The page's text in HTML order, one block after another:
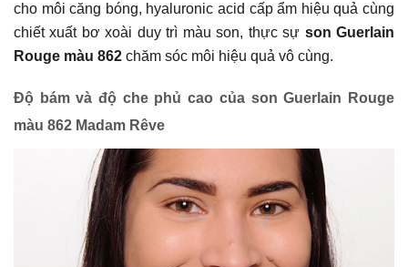
cho môi căng bóng, hyaluronic acid cấp ẩm hiệu quả cùng
chiết xuất bơ xoài duy trì màu son, thực sự son Guerlain
Rouge màu 862 chăm sóc môi hiệu quả vô cùng.
Độ bám và độ che phủ cao của son Guerlain Rouge
màu 862 Madam Rêve